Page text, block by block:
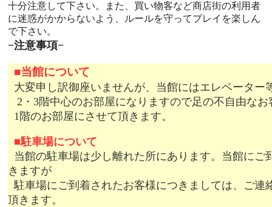
十分注意して下さい。また、買い物客など商店街の利用者
に迷惑がかからないよう、ルールを守ってプレイを楽しん
で下さい。
−注意事項−
■当館について
大変申し訳御座いませんが、当館にはエレベーター
2・3階中心のお部屋になりますので足の不自由な
1階のお部屋にさせて頂きます。
■駐車場について
当館の駐車場は少し離れた所にあります。当館にご
きますが
駐車場にご到着されたお客様につきましては、ご連
頂きます。